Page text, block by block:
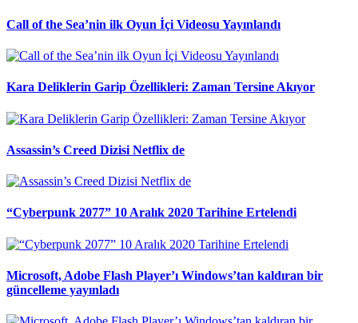
Call of the Sea’nin ilk Oyun İçi Videosu Yayınlandı
Kara Deliklerin Garip Özellikleri: Zaman Tersine Akıyor
Assassin’s Creed Dizisi Netflix de
“Cyberpunk 2077” 10 Aralık 2020 Tarihine Ertelendi
Microsoft, Adobe Flash Player’ı Windows’tan kaldıran bir
güncelleme yayınladı